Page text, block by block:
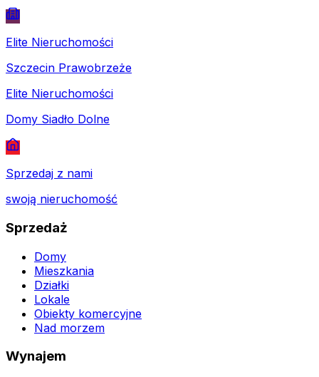
Elite Nieruchomości
Szczecin Prawobrzeże
Elite Nieruchomości
Domy Siadło Dolne
Sprzedaj z nami
swoją nieruchomość
Sprzedaż
Domy
Mieszkania
Działki
Lokale
Obiekty komercyjne
Nad morzem
Wynajem